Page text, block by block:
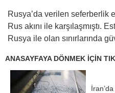
Rusya’da verilen seferberlik
Rus akını ile karşılaşmıştı.
Rusya ile olan sınırlarında
ANASAYFAYA DÖNMEK İÇİN